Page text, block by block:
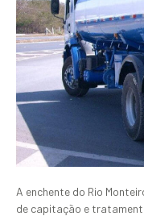
A enchente do Rio
de capitação e